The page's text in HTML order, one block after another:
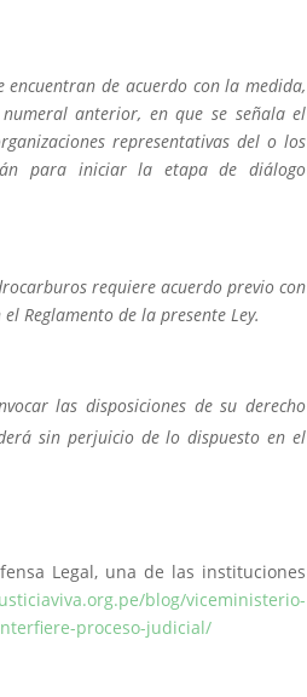
encuentran de acuerdo con la medida,
anterior, en que se señala el
representativas del o los
para iniciar la etapa de diálogo
requiere acuerdo previo con
Reglamento de la presente Ley.
las disposiciones de su derecho
sin perjuicio de lo dispuesto en el
Legal, una de las instituciones
blog/viceministerio-
proceso-judicial/